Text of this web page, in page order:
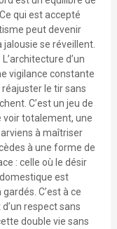
qui est accepté
peut devenir
se réveillent.
d’un
vigilance constante
réajuster le tir sans
C’est un jeu de
voir totalement, une
à maîtriser
à une forme de
: celle où le désir
est
C’est à ce
respect sans
double vie sans